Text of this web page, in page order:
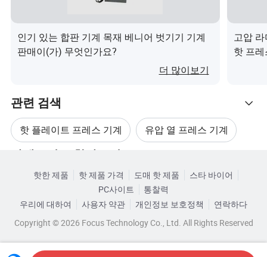
----------------------------------------
(1) 제품 로고 관리 및 로고 디자인 무료
(2) 30일 이내 배송 시간
(3) 그 외 요금은 없습니다
(6) 포장 맞춤 서비스를 제공합니다
(7) 지원재치/이메일/whatsapp/
(8) 우리는 25년간 이 분야의 전문기들을 전공합니다
(10) 공장 방문 지원
사전 판매 서비스
1) 장비에 대한 무료 상담 제공
표준 장치와 흐름도를 제공합니다
인기 있는 합판 기계 목재 베니어 벗기기 기계
판매이(가) 무엇인가요?
더 많이보기
고압
핫 프
관련 검색
핫 플레이트 프레스 기계 유압 열 프레스 기계
핫 세일 프레스 기계 고무 열압기
핫한 제품 핫 제품 가격 도매 핫 제품
스타 바이어
PC사이트
통찰력
우리에 대하여
사용자 약관 개인정보 보호정책
연락하다
Copyright © 2026 Focus Technology Co., Ltd. All Rights Reserved